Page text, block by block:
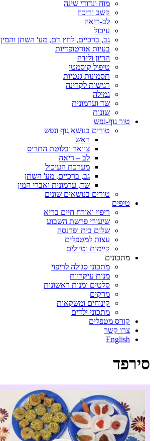
מוח ונדודי שינה
קשב וריכוז
לב-ריאה
עיכול
גב, ברכיים, לחץ דם, מע' השתן והמין
בעיות אורטופדיות
הריון ולידה
טיפול קוסמטי
תסמונות גנטיות
רגישות לקרינה
גמילה
שד וערמונית
שונות
טור גוף-נפש
טורים בנושא גוף ונפש
ראש
צוואר ובלוטת התריס
לב – ריאה
מערכת העיכול
גב, ברכיים, מע' השתן
שד, ערמונית ואברי המין
טורים בנושאים שונים
טיפים
ריפוי ואורח חיים בריא
שיעורי פרשת השבוע
שלום בית ופרנסה
עצות למטפלים
קיימות וטיולים
מתכונים
מתכוני סגולה לריפוי
מנות עיקריות
סלטים ומנות ראשונות
מרקים
קינוחים ומשקאות
מתכוני ילדים
קורס מטפלים
צרו קשר
English
סירפד